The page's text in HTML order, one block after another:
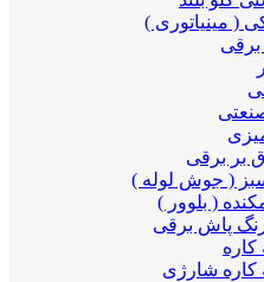
( مینیاتوری )
برقی
بر برقی
سبز ( جوش لوله )
( بلوور )
رنگ پاش برقی
کاره
کاره شارژی